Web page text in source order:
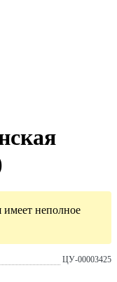
имеет неполное
ЦУ-00003425